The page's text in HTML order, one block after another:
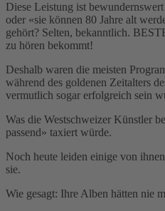
Diese Leistung ist
oder «sie können 80 Jahre alt
gehört? Selten, bekanntlich.
zu hören bekommt!
Deshalb waren die meisten
während des goldenen Zeitalters
vermutlich sogar erfolgreich sein
Was die Westschweizer Künstler
passend» taxiert würde.
Noch heute leiden einige von
sie.
Wie gesagt: Ihre Alben hätten nie